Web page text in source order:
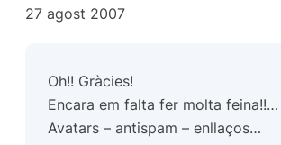
27 agost 2007
Oh!! Gràcies!
Encara em falta fer molta feina!!…
Avatars – antispam – enllaços…